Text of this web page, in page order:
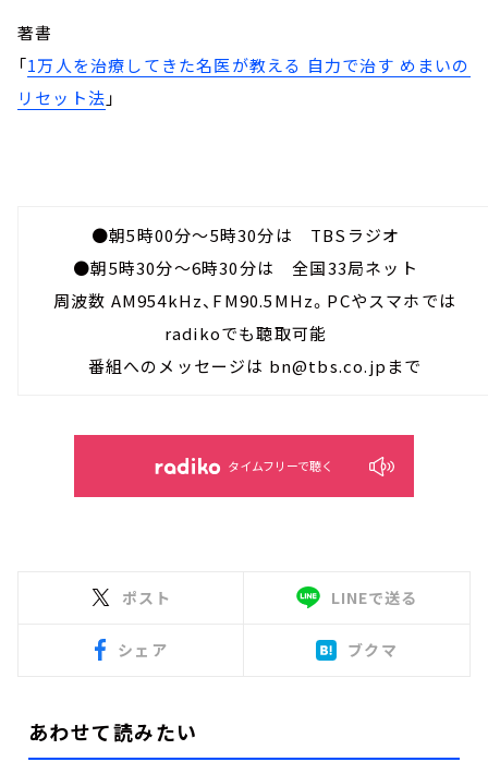
著書
「1万人を治療してきた名医が教える 自力で治す めまいの
リセット法 」
●朝5時00分～5時30分は TBSラジオ
●朝5時30分～6時30分は 全国33局ネット
周波数 AM954kHz、FM90.5MHz。PCやスマホでは
radikoでも聴取可能
番組へのメッセージは bn@tbs.co.jpまで
タイムフリーで聴く
ポスト LINEで送る
シェア ブクマ
あわせて読みたい